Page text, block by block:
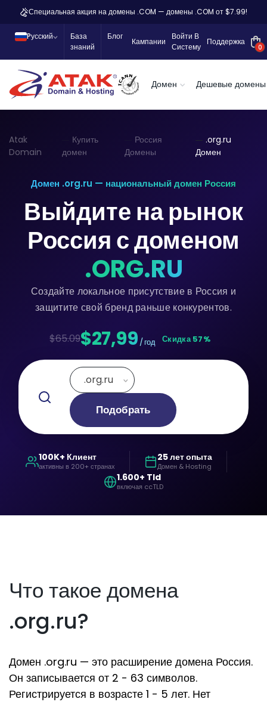
Специальная акция на домены .COM — домены .COM от $7.99!
Pусский
База
знаний
Блог
Кампании
Войти В
Систему
Поддержка
0
Домен Дешевые домены
Atak
Domain
Купить
домен
Россия
Домены
.org.ru
Домен
Домен .org.ru — национальный домен Россия
Выйдите на рынок
Россия с доменом
.ORG.RU
Создайте локальное присутствие в Россия и
защитите свой бренд раньше конкурентов.
$65.09$27,99 / год Скидка 57%
.org.ru
Подобрать
100K+ Клиент
активны в 200+ странах
25 лет опыта
Домен & Hosting
1.600+ Tld
включая ccTLD
Что такое домена
.org.ru?
Домен .org.ru — это расширение домена Россия.
Он записывается от 2 - 63 символов.
Регистрируется в возрасте 1 - 5 лет. Нет